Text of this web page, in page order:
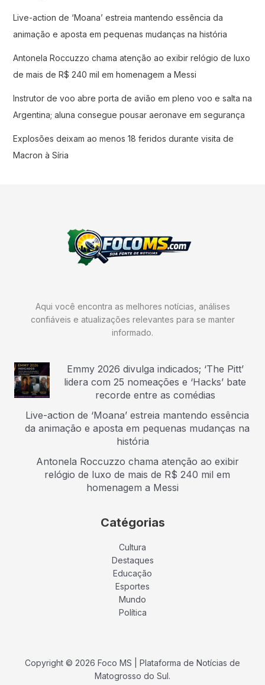
Live-action de ‘Moana’ estreia mantendo essência da
animação e aposta em pequenas mudanças na história
Antonela Roccuzzo chama atenção ao exibir relógio de luxo
de mais de R$ 240 mil em homenagem a Messi
Instrutor de voo abre porta de avião em pleno voo e salta na
Argentina; aluna consegue pousar aeronave em segurança
Explosões deixam ao menos 18 feridos durante visita de
Macron à Síria
Aqui você encontra as melhores notícias, análises
confiáveis e atualizações relevantes para se manter
informado.
Emmy 2026 divulga indicados; ‘The Pitt’
lidera com 25 nomeações e ‘Hacks’ bate
recorde entre as comédias
Live-action de ‘Moana’ estreia mantendo essência
da animação e aposta em pequenas mudanças na
história
Antonela Roccuzzo chama atenção ao exibir
relógio de luxo de mais de R$ 240 mil em
homenagem a Messi
Catégorias
Cultura
Destaques
Educação
Esportes
Mundo
Política
Copyright © 2026 Foco MS | Plataforma de Notícias de
Matogrosso do Sul.